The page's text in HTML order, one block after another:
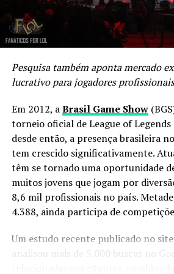
Compartilhe isso:
Clique
para
no
Twitter(abre
em
nova
para
Facebook(abre
nova
Curtir isso:
milionário e os planos ambiciosos
relação com os resultados ruins de
um planejamento financeiro
constante pela excelência.
estrutura sólida para garantir o
afirmou o executivo.
Enquanto a KaBuM se prepara para
redenção, os fãs e a comunidade de
ansiosamente para ver como essa
desenrolará, com a promessa de
reviravoltas nos próximos capítulos.
Comments
comments
Pesquisa também aponta mercado
lucrativo para jogadores
Em 2012, aBrasil Game Show
torneio oficial de League of Legends
desde então, a presença brasileira
tem crescido significativamente.
têm se tornado uma oportunidade
muitos jovens que jogam por
8,6 mil profissionais no país.
4.388, ainda participa de
Um estudo recente publicado no
analisou mais de 5.000 buscas no